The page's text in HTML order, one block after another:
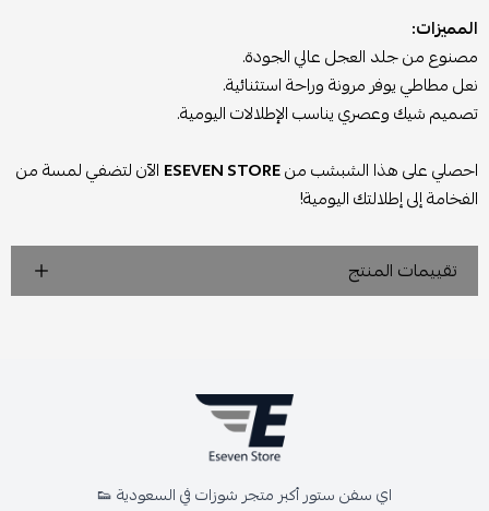
المميزات:
مصنوع من جلد العجل عالي الجودة.
نعل مطاطي يوفر مرونة وراحة استثنائية.
تصميم شيك وعصري يناسب الإطلالات اليومية.
احصلي على هذا الشبشب منESEVEN STORE الآن لتضفي لمسة من
الفخامة إلى إطلالتك اليومية!
تقييمات المنتج
اي سفن ستور أكبر متجر شوزات في السعودية 👟